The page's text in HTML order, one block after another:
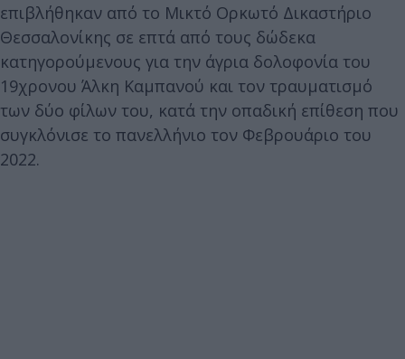
επιβλήθηκαν από το Μικτό Ορκωτό Δικαστήριο
Θεσσαλονίκης σε επτά από τους δώδεκα
κατηγορούμενους για την άγρια δολοφονία του
19χρονου Άλκη Καμπανού και τον τραυματισμό
των δύο φίλων του, κατά την οπαδική επίθεση που
συγκλόνισε το πανελλήνιο τον Φεβρουάριο του
2022.